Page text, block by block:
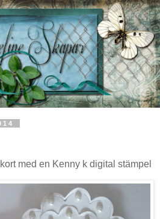
med en Kenny k digital stämpel